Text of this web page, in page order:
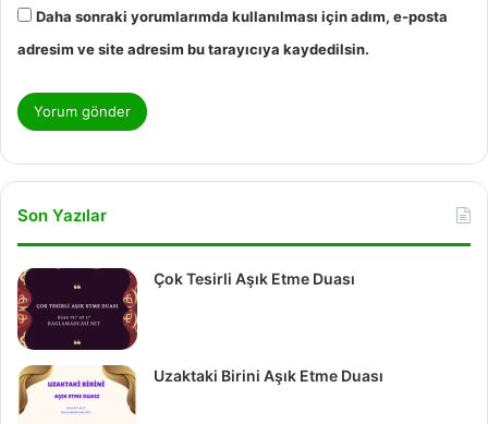
Daha sonraki yorumlarımda kullanılması için adım, e-posta
adresim ve site adresim bu tarayıcıya kaydedilsin.
Son Yazılar
Çok Tesirli Aşık Etme Duası
Uzaktaki Birini Aşık Etme Duası